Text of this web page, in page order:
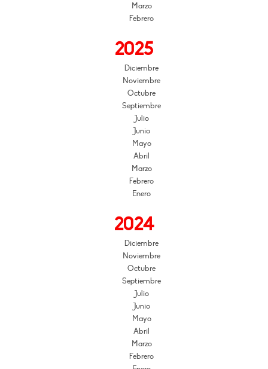
Marzo
Febrero
2025
Diciembre
Noviembre
Octubre
Septiembre
Julio
Junio
Mayo
Abril
Marzo
Febrero
Enero
2024
Diciembre
Noviembre
Octubre
Septiembre
Julio
Junio
Mayo
Abril
Marzo
Febrero